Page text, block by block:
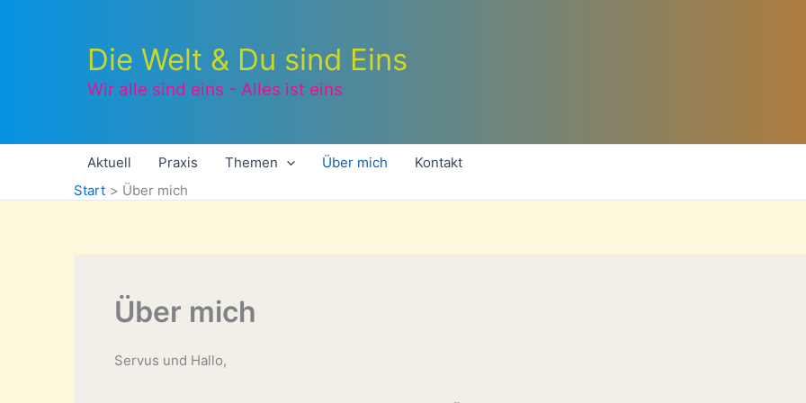
Die Welt & Du sind Eins
Wir alle sind eins - Alles ist eins
Aktuell Praxis Themen Über mich
Kontakt
Start
Über mich
Über mich
Servus und Hallo,